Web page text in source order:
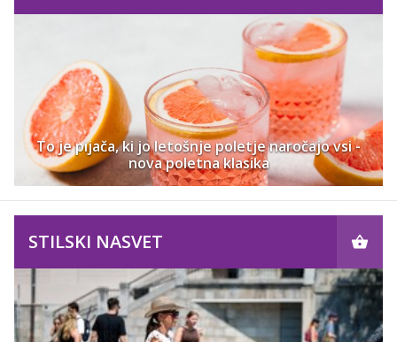
To je pijača, ki jo letošnje poletje naročajo vsi -
nova poletna klasika
STILSKI NASVET